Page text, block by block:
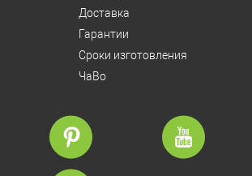
Доставка
Гарантии
Сроки изготовления
ЧаВо